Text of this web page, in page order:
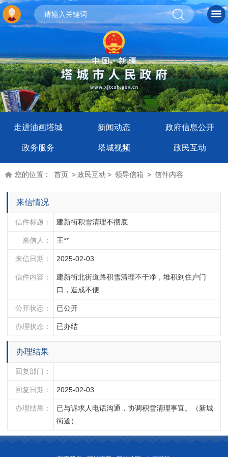
走进油画塔城 新闻动态 政府信息公开
政务服务 塔城视频 政民互动
您的位置： 首页 >政民互动 > 领导信箱 > 信件内容
来信情况
信件标题： 建新街积雪清理不彻底
来信人： 王**
来信日期： 2025-02-03
信件内容：
建新街北街道路积雪清理不干净，堆积到住户门
口，造成不便
公开状态： 已公开
办理状态： 已办结
办理结果
回复部门：
回复日期： 2025-02-03
办理结果：
已与诉求人电话沟通，协调积雪清理事宜。（新城
街道）